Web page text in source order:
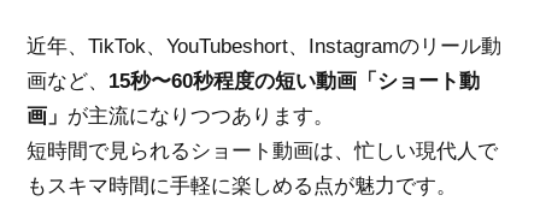
近年、TikTok、YouTubeshort、Instagramのリール動
画など、 15秒〜60秒程度の短い動画「ショート動
画」 が主流になりつつあります。
短時間で見られるショート動画は、忙しい現代人で
もスキマ時間に手軽に楽しめる点が魅力です。